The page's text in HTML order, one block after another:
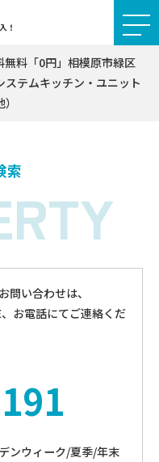
！
料「0円」相模原市緑区
テムキッチン・ユニット
索
問い合わせは、
お電話にてご連絡くだ
ンウィーク/夏季/年末